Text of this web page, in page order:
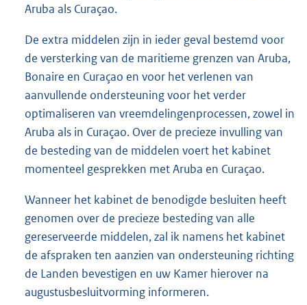
Aruba als Curaçao.
De extra middelen zijn in ieder geval bestemd voor
de versterking van de maritieme grenzen van Aruba,
Bonaire en Curaçao en voor het verlenen van
aanvullende ondersteuning voor het verder
optimaliseren van vreemdelingenprocessen, zowel in
Aruba als in Curaçao. Over de precieze invulling van
de besteding van de middelen voert het kabinet
momenteel gesprekken met Aruba en Curaçao.
Wanneer het kabinet de benodigde besluiten heeft
genomen over de precieze besteding van alle
gereserveerde middelen, zal ik namens het kabinet
de afspraken ten aanzien van ondersteuning richting
de Landen bevestigen en uw Kamer hierover na
augustusbesluitvorming informeren.